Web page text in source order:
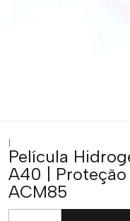
|
Película
A40 | Proteção
ACM85